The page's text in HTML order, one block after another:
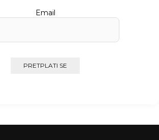
Email